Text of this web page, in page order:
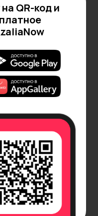
QR-код и